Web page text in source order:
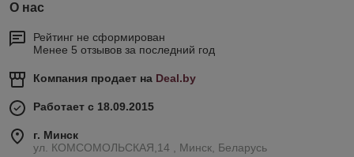
О нас
Рейтинг не сформирован
Менее 5 отзывов за последний год
Компания продает на Deal.by
Работает с 18.09.2015
г. Минск
ул. КОМСОМОЛЬСКАЯ,14 , Минск, Беларусь